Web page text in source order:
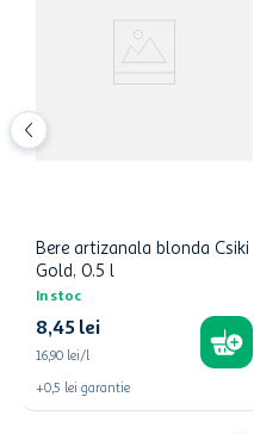
Bere artizanala blonda Csiki
Gold, 0.5 l
In stoc
8,45 lei
16,90 lei/l
+0,5 lei garantie